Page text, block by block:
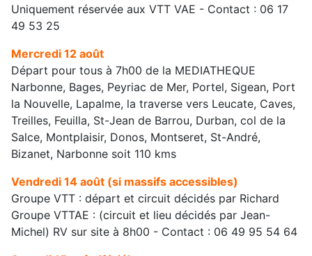
Uniquement réservée aux VTT VAE - Contact : 06 17
49 53 25
Mercredi 12 août
Départ pour tous à 7h00 de la MEDIATHEQUE
Narbonne, Bages, Peyriac de Mer, Portel, Sigean, Port
la Nouvelle, Lapalme, la traverse vers Leucate, Caves,
Treilles, Feuilla, St-Jean de Barrou, Durban, col de la
Salce, Montplaisir, Donos, Montseret, St-André,
Bizanet, Narbonne soit 110 kms
Vendredi 14 août (si massifs accessibles)
Groupe VTT : départ et circuit décidés par Richard
Groupe VTTAE : (circuit et lieu décidés par Jean-
Michel) RV sur site à 8h00 - Contact : 06 49 95 54 64